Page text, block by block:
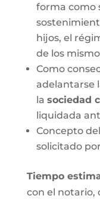
forma como
hijos, el
de los
Como
adelantarse
la sociedad
liquidada
Concepto del
solicitado
Tiempo
con el notario,